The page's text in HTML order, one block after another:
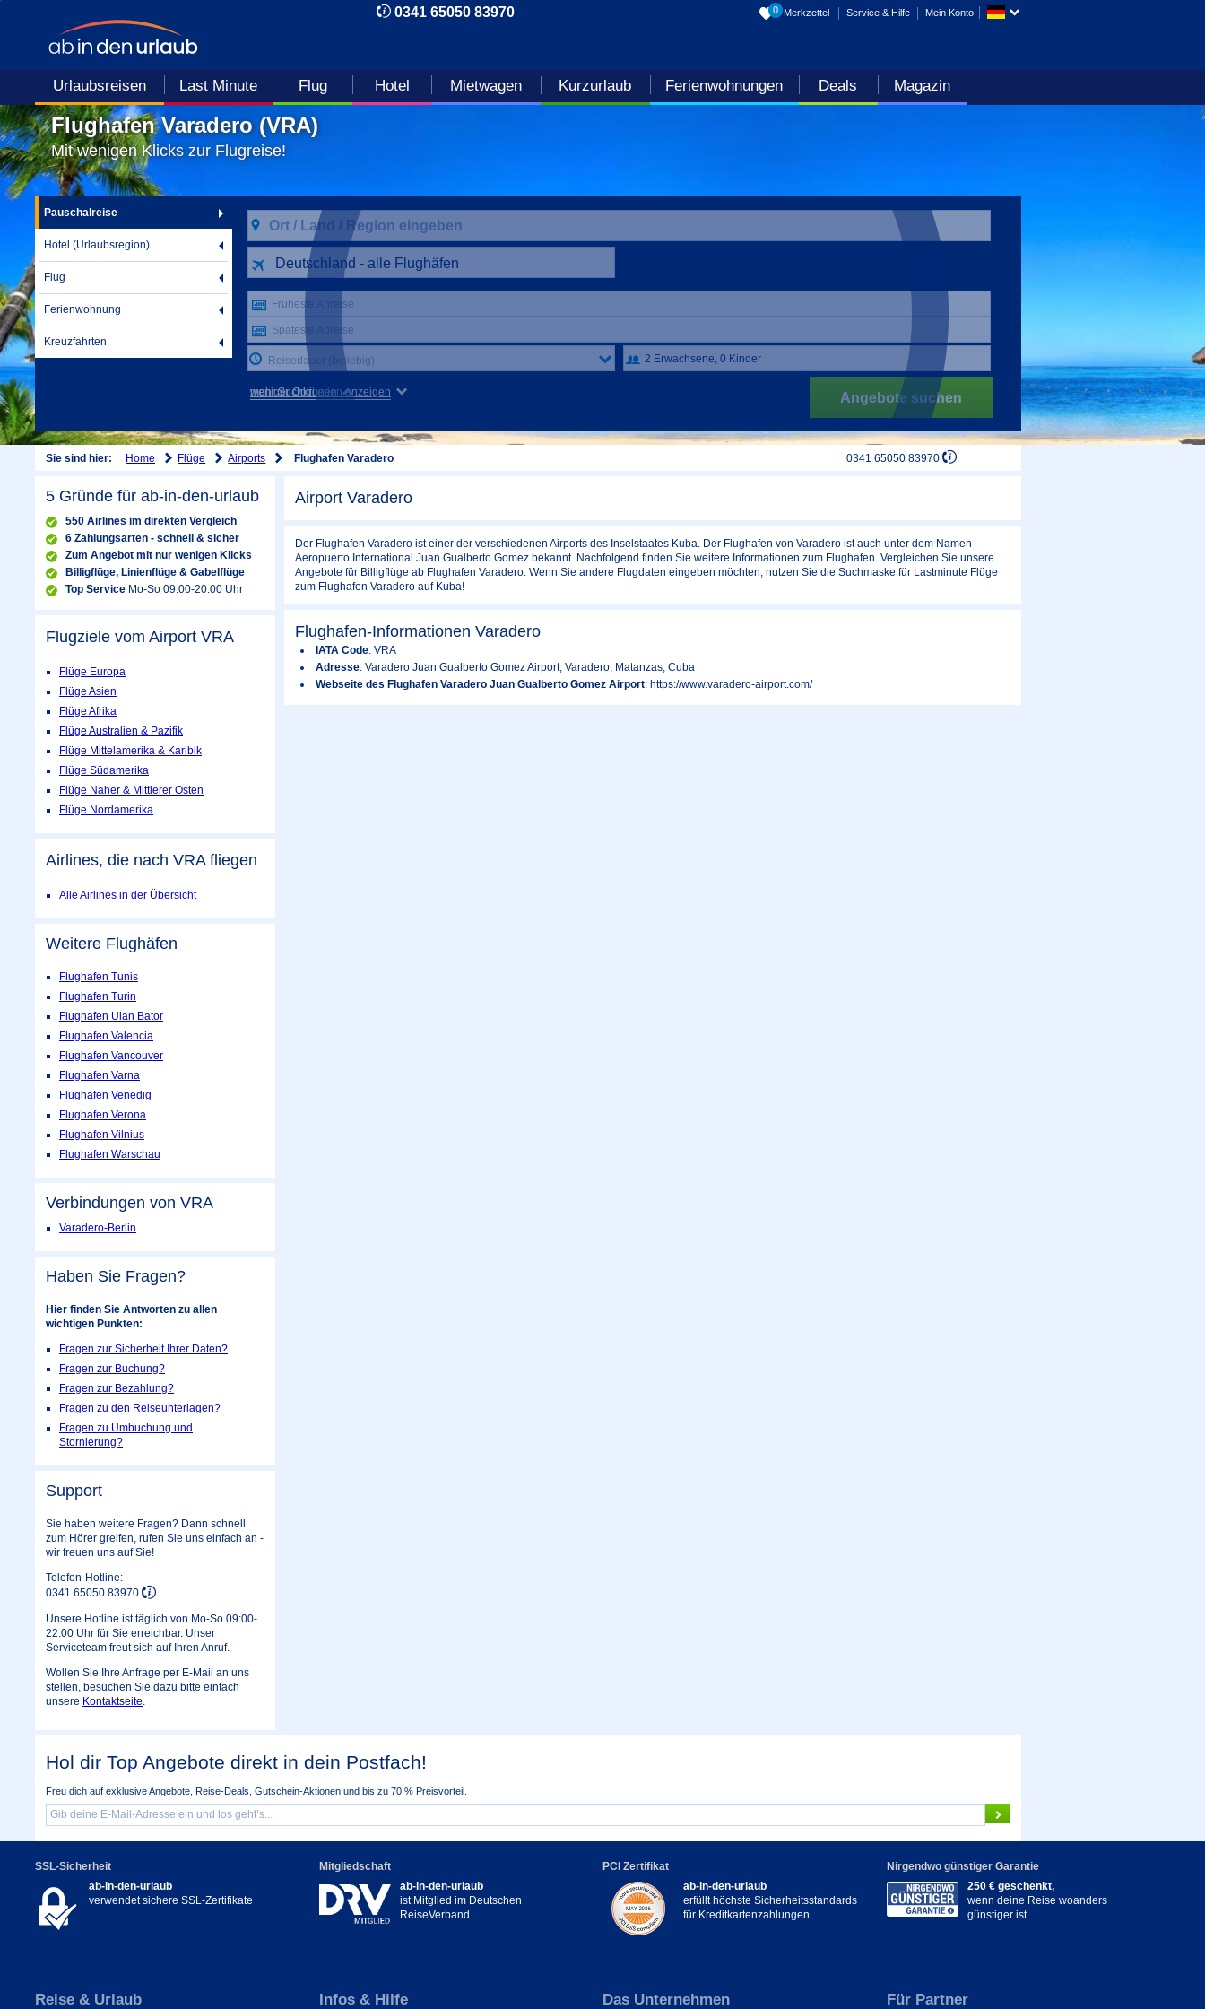
0341 65050 83970
Urlaubsreisen Last Minute Flug Hotel Mietwagen Kurzurlaub Ferienwohnungen Deals Magazin
0 Merkzettel Service & Hilfe Mein Konto
Flughafen Varadero (VRA)
Mit wenigen Klicks zur Flugreise!
Pauschalreise
Hotel (Urlaubsregion)
Flug
Ferienwohnung
Kreuzfahrten
Deutschland - alle Flughäfen
Früheste Anreise
Späteste Abreise
Reisedauer (beliebig)
mehr Suchkriterien anzeigen
weniger Optionen Angebote suchen
Sie sind hier: Home Flüge Airports Flughafen Varadero 0341 65050 83970
Airport Varadero
Der Flughafen Varadero ist einer der verschiedenen Airports des Inselstaates Kuba. Der Flughafen von Varadero ist auch unter dem Namen
Aeropuerto International Juan Gualberto Gomez bekannt. Nachfolgend finden Sie weitere Informationen zum Flughafen. Vergleichen Sie unsere
Angebote für Billigflüge ab Flughafen Varadero. Wenn Sie andere Flugdaten eingeben möchten, nutzen Sie die Suchmaske für Lastminute Flüge
zum Flughafen Varadero auf Kuba!
Flughafen-Informationen Varadero
IATA Code: VRA
Adresse: Varadero Juan Gualberto Gomez Airport, Varadero, Matanzas, Cuba
Webseite des Flughafen Varadero Juan Gualberto Gomez Airport: https://www.varadero-airport.com/
5 Gründe für ab-in-den-urlaub
550 Airlines im direkten Vergleich
6 Zahlungsarten - schnell & sicher
Zum Angebot mit nur wenigen Klicks
Billigflüge, Linienflüge & Gabelflüge
Top Service Mo-So 09:00-20:00 Uhr
Flugziele vom Airport VRA
Flüge Europa
Flüge Asien
Flüge Afrika
Flüge Australien & Pazifik
Flüge Mittelamerika & Karibik
Flüge Südamerika
Flüge Naher & Mittlerer Osten
Flüge Nordamerika
Airlines, die nach VRA fliegen
Alle Airlines in der Übersicht
Weitere Flughäfen
Flughafen Tunis
Flughafen Turin
Flughafen Ulan Bator
Flughafen Valencia
Flughafen Vancouver
Flughafen Varna
Flughafen Venedig
Flughafen Verona
Flughafen Vilnius
Flughafen Warschau
Verbindungen von VRA
Varadero-Berlin
Haben Sie Fragen?
Hier finden Sie Antworten zu allen
wichtigen Punkten:
Fragen zur Sicherheit Ihrer Daten?
Fragen zur Buchung?
Fragen zur Bezahlung?
Fragen zu den Reiseunterlagen?
Fragen zu Umbuchung und
Stornierung?
Support
Sie haben weitere Fragen? Dann schnell
zum Hörer greifen, rufen Sie uns einfach an -
wir freuen uns auf Sie!
Telefon-Hotline:
0341 65050 83970
Unsere Hotline ist täglich von Mo-So 09:00-
22:00 Uhr für Sie erreichbar. Unser
Serviceteam freut sich auf Ihren Anruf.
Wollen Sie Ihre Anfrage per E-Mail an uns
stellen, besuchen Sie dazu bitte einfach
unsere Kontaktseite
Hol dir Top Angebote direkt in dein Postfach!
Freu dich auf exklusive Angebote, Reise-Deals, Gutschein-Aktionen und bis zu 70 % Preisvorteil.
SSL-Sicherheit
ab-in-den-urlaub
verwendet sichere SSL-Zertifikate
Mitgliedschaft
ab-in-den-urlaub
ist Mitglied im Deutschen
ReiseVerband
PCI Zertifikat
ab-in-den-urlaub
erfüllt höchste Sicherheitsstandards
für Kreditkartenzahlungen
Nirgendwo günstiger Garantie
250 € geschenkt,
wenn deine Reise woanders
günstiger ist
Reise & Urlaub Infos & Hilfe Das Unternehmen Für Partner